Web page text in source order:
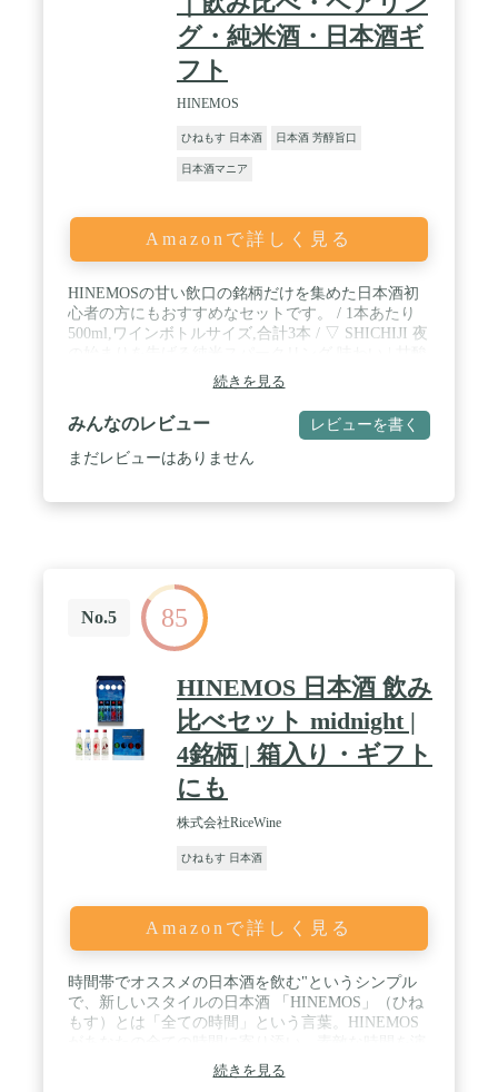
グ・純米酒・日本酒ギ
フト
HINEMOS
ひねもす 日本酒 日本酒 芳醇旨口
日本酒マニア
Amazonで詳しく見る
HINEMOSの甘い飲口の銘柄だけを集めた日本酒初
心者の方にもおすすめなセットです。 / 1本あたり
500ml,ワインボトルサイズ,合計3本 / ▽ SHICHIJI 夜
っぱいフルーツを連想する香り。発泡性があり、シ
ュワシュワとした爽快な口当たり。口中には優しい
甘味や旨味が広がり、炭酸ガスが味わい全体を引き
締め、後味は軽やかでドライな印象。喉を潤し、胃
腸を刺激し、食欲を掻き立て、まさに楽しいパーテ
ような滑らかで優しい口当たり。お米由来の濃密な
甘さがありながら、フレッシュな酸味があり、後味
は軽やか。単に「甘口」とは表現し難い新感覚の日
本酒。疲れた心身を優しく癒してくれる。その日を
締めくくるご褒美の一杯に。 特徴 | ロゼワインのよ
うな透き通った鮮やかな赤色が特徴。この色素成分
はお米由来のアントシアニンというポリフェノール
の一種です。お米のもつ天然の色素を利用した、味
わいだけでなく色調にもこだわった日本酒です。 /
▽GOJI 米粒を多く含んだ甘酒とは違い、さらりと
した口当たり。丸みを帯びた上品で柔らかな甘味が
口の中に広がり、米麹由来のうま味や香りが重なる
ことで奥行が感じられます。ほのかな酸味が余韻を
引き締め、スッキリした印象に。麹の力により引き
しいスタイルの日本酒 「HINEMOS」（ひねもす）
とは「全ての時間」という言葉。HINEMOSがあな
たの全ての時間に寄り添い、素敵な時間を演出しま
す。 全時間帯を飲むと、自然にさまざまな種類の日
本酒を体験することができます。 ひとつひとつの銘
柄は全く異なる味わいです。スパークリング、にご
り酒、パイナップルやマスカットのようなフルーテ
うに花蜜を思わせる濃醇なものなど、新感覚な日本
続きを見る
みんなのレビュー レビューを書く
まだレビューはありません
No.5 85
HINEMOS 日本酒 飲み
比べセット midnight |
4銘柄 | 箱入り・ギフト
にも
株式会社RiceWine
ひねもす 日本酒
Amazonで詳しく見る
時間帯でオススメの日本酒を飲む"というシンプル
で、新しいスタイルの日本酒 「HINEMOS」（ひね
もす）とは「全ての時間」という言葉。HINEMOS
出します。 全時間帯を飲むと、自然にさまざまな種
類の日本酒を体験することができます。 ひとつひと
続きを見る